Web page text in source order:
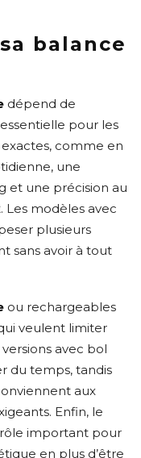
balance
dépend de
pour les
comme en
une
et une précision au
modèles avec
plusieurs
sans avoir à tout
ou rechargeables
veulent limiter
avec bol
du temps, tandis
aux
Enfin, le
important pour
en plus d’être